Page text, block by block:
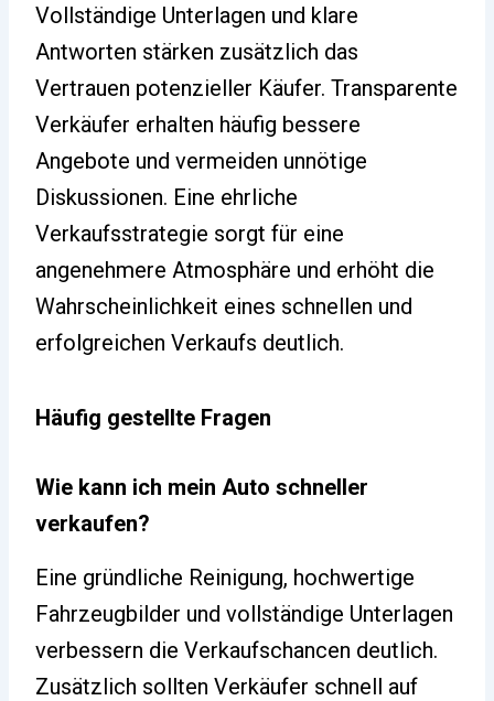
Vollständige Unterlagen und klare
Antworten stärken zusätzlich das
Vertrauen potenzieller Käufer. Transparente
Verkäufer erhalten häufig bessere
Angebote und vermeiden unnötige
Diskussionen. Eine ehrliche
Verkaufsstrategie sorgt für eine
angenehmere Atmosphäre und erhöht die
Wahrscheinlichkeit eines schnellen und
erfolgreichen Verkaufs deutlich.
Häufig gestellte Fragen
Wie kann ich mein Auto schneller
verkaufen?
Eine gründliche Reinigung, hochwertige
Fahrzeugbilder und vollständige Unterlagen
verbessern die Verkaufschancen deutlich.
Zusätzlich sollten Verkäufer schnell auf